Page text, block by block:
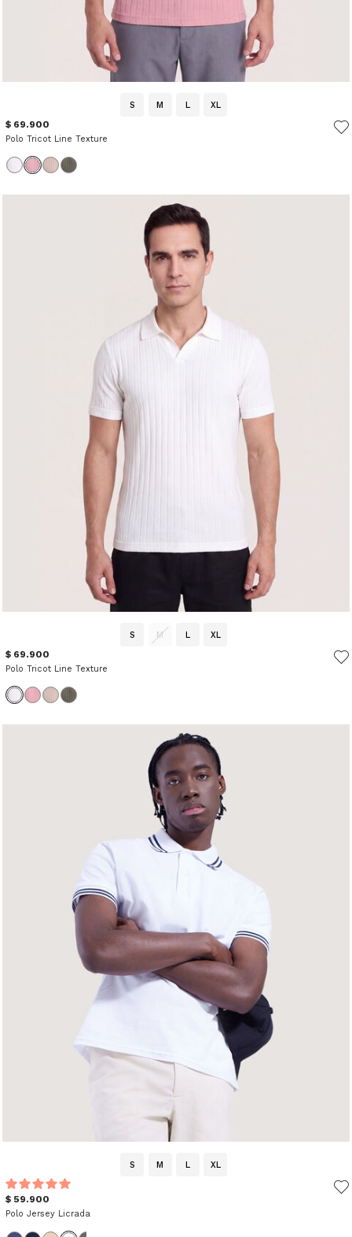
S M L XL
$ 69.900
Polo Tricot Line Texture
S M L XL
$ 69.900
Polo Tricot Line Texture
S M L XL
$ 59.900
Polo Jersey Licrada